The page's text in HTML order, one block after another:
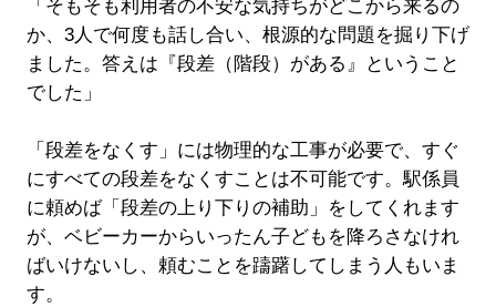
「そもそも利用者の不安な気持ちがどこから来るの
か、3人で何度も話し合い、根源的な問題を掘り下げ
ました。答えは『段差（階段）がある』ということ
でした」
「段差をなくす」には物理的な工事が必要で、すぐ
にすべての段差をなくすことは不可能です。駅係員
に頼めば「段差の上り下りの補助」をしてくれます
が、ベビーカーからいったん子どもを降ろさなけれ
ばいけないし、頼むことを躊躇してしまう人もいま
す。